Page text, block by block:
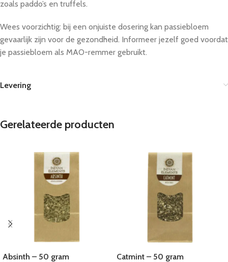
zoals paddo’s en truffels.
Wees voorzichtig: bij een onjuiste dosering kan passiebloem
gevaarlijk zijn voor de gezondheid. Informeer jezelf goed voordat
je passiebloem als MAO-remmer gebruikt.
Levering
Gerelateerde producten
Absinth – 50 gram Catmint – 50 gram